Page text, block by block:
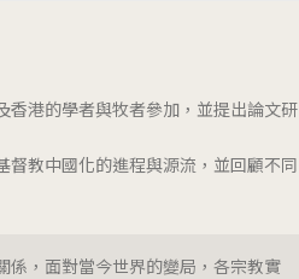
香港的學者與牧者參加，並提出論文研
教中國化的進程與源流，並回顧不同
係，面對當今世界的變局，各宗教實